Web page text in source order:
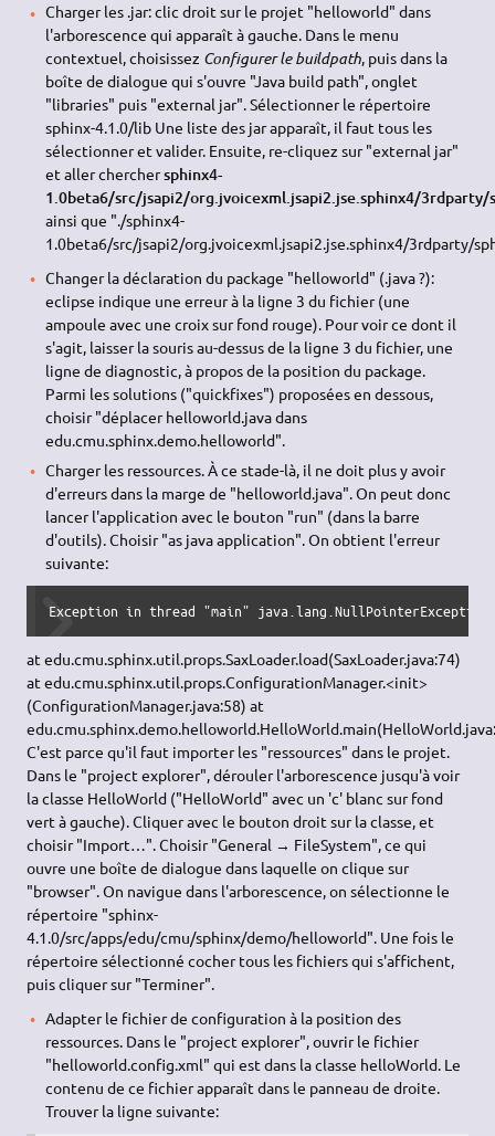
Charger les .jar: clic droit sur le projet "helloworld" dans
l'arborescence qui apparaît à gauche. Dans le menu
contextuel, choisissez Configurer le buildpath, puis dans la
boîte de dialogue qui s'ouvre "Java build path", onglet
"libraries" puis "external jar". Sélectionner le répertoire
sphinx-4.1.0/lib Une liste des jar apparaît, il faut tous les
sélectionner et valider. Ensuite, re-cliquez sur "external jar"
et aller cherchersphinx4-
1.0beta6/src/jsapi2/org.jvoicexml.jsapi2.jse.sphinx4/
ainsi que "./sphinx4-
1.0beta6/src/jsapi2/org.jvoicexml.jsapi2.jse.sphinx4/3rdparty/
Changer la déclaration du package "helloworld" (.java ?):
eclipse indique une erreur à la ligne 3 du fichier (une
ampoule avec une croix sur fond rouge). Pour voir ce dont il
s'agit, laisser la souris au-dessus de la ligne 3 du fichier, une
ligne de diagnostic, à propos de la position du package.
Parmi les solutions ("quickfixes") proposées en dessous,
choisir "déplacer helloworld.java dans
edu.cmu.sphinx.demo.helloworld".
Charger les ressources. À ce stade-là, il ne doit plus y avoir
d'erreurs dans la marge de "helloworld.java". On peut donc
lancer l'application avec le bouton "run" (dans la barre
d'outils). Choisir "as java application". On obtient l'erreur
suivante:
Exception in thread "main" java.lang.NullPointerException
at edu.cmu.sphinx.util.props.SaxLoader.load(SaxLoader.java:74)
at edu.cmu.sphinx.util.props.ConfigurationManager.<init>
(ConfigurationManager.java:58) at
C'est parce qu'il faut importer les "ressources" dans le projet.
Dans le "project explorer", dérouler l'arborescence jusqu'à voir
la classe HelloWorld ("HelloWorld" avec un 'c' blanc sur fond
vert à gauche). Cliquer avec le bouton droit sur la classe, et
choisir "Import…". Choisir "General → FileSystem", ce qui
ouvre une boîte de dialogue dans laquelle on clique sur
"browser". On navigue dans l'arborescence, on sélectionne le
répertoire "sphinx-
4.1.0/src/apps/edu/cmu/sphinx/demo/helloworld". Une fois le
répertoire sélectionné cocher tous les fichiers qui s'affichent,
puis cliquer sur "Terminer".
Adapter le fichier de configuration à la position des
ressources. Dans le "project explorer", ouvrir le fichier
"helloworld.config.xml" qui est dans la classe helloWorld. Le
contenu de ce fichier apparaît dans le panneau de droite.
Trouver la ligne suivante: